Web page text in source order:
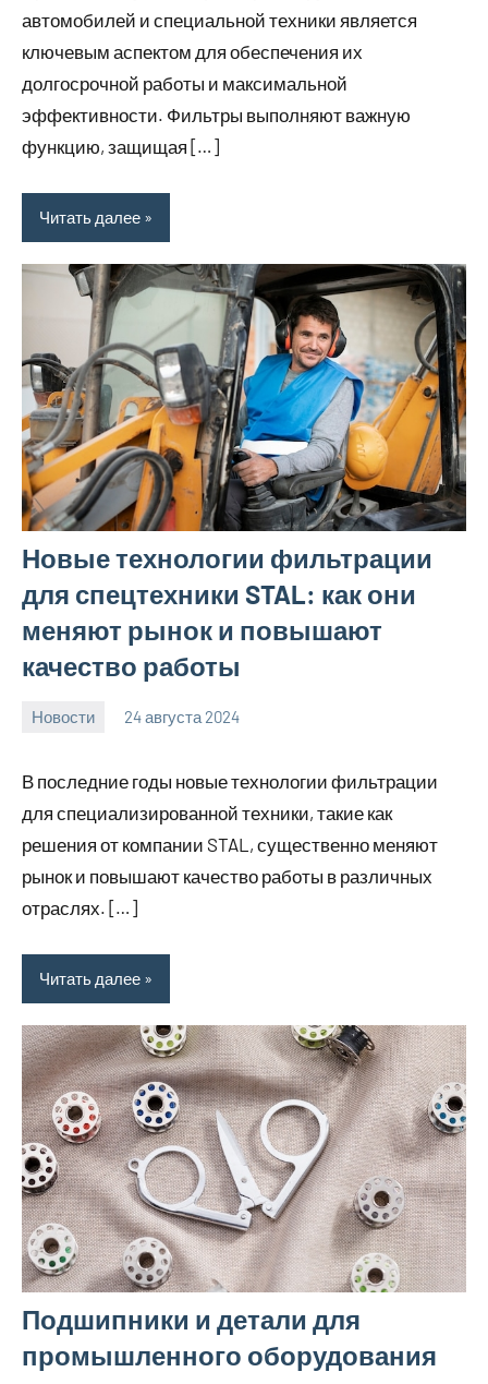
автомобилей и специальной техники является
ключевым аспектом для обеспечения их
долгосрочной работы и максимальной
эффективности. Фильтры выполняют важную
функцию, защищая […]
Читать далее
Новые технологии фильтрации
для спецтехники STAL: как они
меняют рынок и повышают
качество работы
Новости 24 августа 2024
В последние годы новые технологии фильтрации
для специализированной техники, такие как
решения от компании STAL, существенно меняют
рынок и повышают качество работы в различных
отраслях. […]
Читать далее
Подшипники и детали для
промышленного оборудования